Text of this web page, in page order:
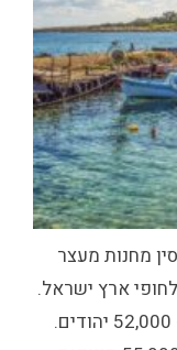
מחנות מעצר
ארץ ישראל.
עד פברואר 1949 עברו במחנות כ - 52,000 יהודים.